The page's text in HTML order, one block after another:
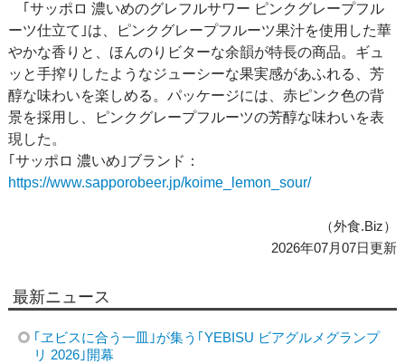
｢サッポロ 濃いめのグレフルサワー ピンクグレープフル
ーツ仕立て｣は、ピンクグレープフルーツ果汁を使用した華
やかな香りと、ほんのりビターな余韻が特長の商品。ギュ
ッと手搾りしたようなジューシーな果実感があふれる、芳
醇な味わいを楽しめる。パッケージには、赤ピンク色の背
景を採用し、ピンクグレープフルーツの芳醇な味わいを表
現した。
｢サッポロ 濃いめ｣ブランド：
https://www.sapporobeer.jp/koime_lemon_sour/
（外食.Biz）
2026年07月07日更新
最新ニュース
｢ヱビスに合う一皿｣が集う｢YEBISU ビアグルメグランプ
リ 2026｣開幕